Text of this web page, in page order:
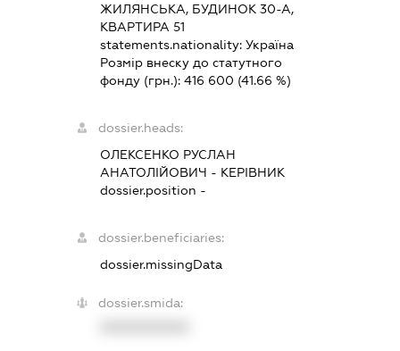
ЖИЛЯНСЬКА, БУДИНОК 30-А,
КВАРТИРА 51
statements.nationality:Україна
Розмір внеску до статутного
фонду (грн.):416 600 (41.66 %)
dossier.heads:
ОЛЕКСЕНКО РУСЛАН
АНАТОЛІЙОВИЧ - КЕРІВНИК
dossier.position -
dossier.beneficiaries:
dossier.missingData
dossier.smida: